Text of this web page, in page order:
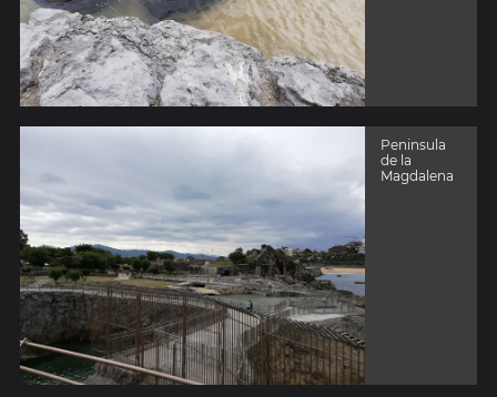
Peninsula
de la
Magdalena